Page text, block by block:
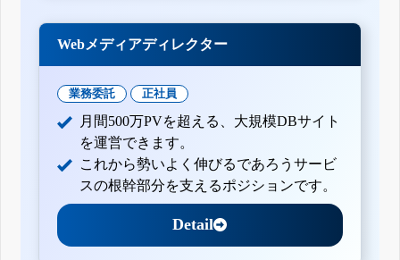
Webメディアディレクター
業務委託 正社員
月間500万PVを超える、大規模DBサイト
を運営できます。
これから勢いよく伸びるであろうサービ
スの根幹部分を支えるポジションです。
Detail